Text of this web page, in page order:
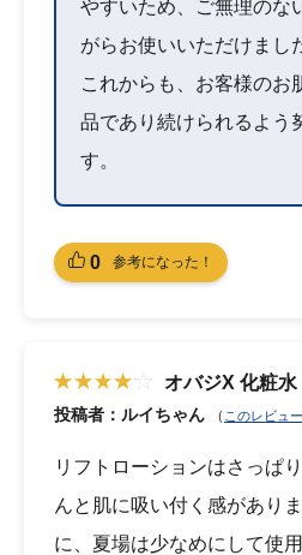
やすいため、ご無理のな
がらお使いいただけまし
これからも、お客様のお
品であり続けられるよう
す。
0 参考になった！
オバジX 化粧水
投稿者：ルイちゃん （ このレビュ
リフトローションはさっぱ
んと肌に吸い付く感があり
に、夏場は少なめにして使